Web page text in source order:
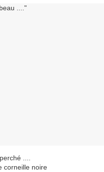
....
corneille noire